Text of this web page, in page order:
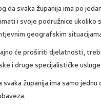
da svaka županija ima po
i svoje podružnice ukoliko
geografskim
će proširiti djelatnosti,
i druge specijalističke usluge.
županija ima samo jednu